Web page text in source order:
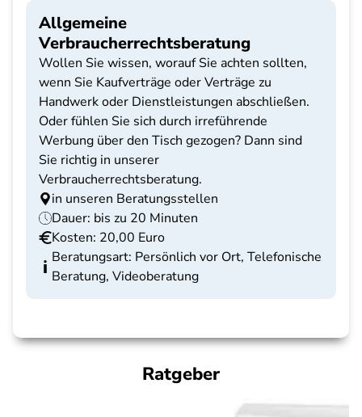
Allgemeine
Verbraucherrechtsberatung
Wollen Sie wissen, worauf Sie achten sollten,
wenn Sie Kaufverträge oder Verträge zu
Handwerk oder Dienstleistungen abschließen.
Oder fühlen Sie sich durch irreführende
Werbung über den Tisch gezogen? Dann sind
Sie richtig in unserer
Verbraucherrechtsberatung.
in unseren Beratungsstellen
Dauer: bis zu 20 Minuten
Kosten: 20,00 Euro
Beratungsart: Persönlich vor Ort, Telefonische
Beratung, Videoberatung
Ratgeber